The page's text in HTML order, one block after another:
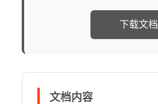
下载文档
文档内容